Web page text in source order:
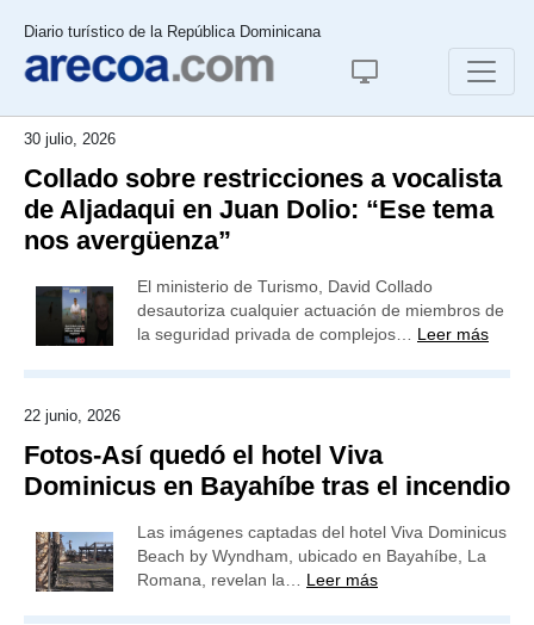
Diario turístico de la República Dominicana
30 julio, 2026
Collado sobre restricciones a vocalista
de Aljadaqui en Juan Dolio: “Ese tema
nos avergüenza”
El ministerio de Turismo, David Collado
desautoriza cualquier actuación de miembros de
la seguridad privada de complejos… Leer más
22 junio, 2026
Fotos-Así quedó el hotel Viva
Dominicus en Bayahíbe tras el incendio
Las imágenes captadas del hotel Viva Dominicus
Beach by Wyndham, ubicado en Bayahíbe, La
Romana, revelan la… Leer más